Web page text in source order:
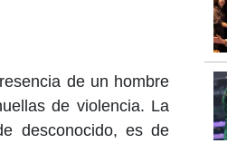
de un hombre
de violencia. La
desconocido, es de